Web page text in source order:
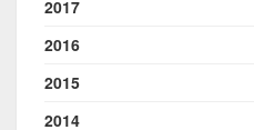
2017
2016
2015
2014